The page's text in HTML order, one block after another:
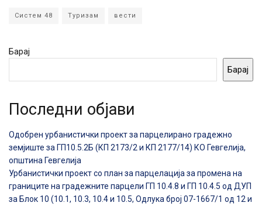
Систем 48 Туризам вести
Барај
Барај
Последни објави
Одобрен урбанистички проект за парцелирано градежно
земјиште за ГП10.5.2Б (КП 2173/2 и КП 2177/14) КО Гевгелија,
општина Гевгелија
Урбанистички проект со план за парцелација за промена на
границите на градежните парцели ГП 10.4.8 и ГП 10.4.5 од ДУП
за Блок 10 (10.1, 10.3, 10.4 и 10.5, Одлука број 07-1667/1 од 12 и